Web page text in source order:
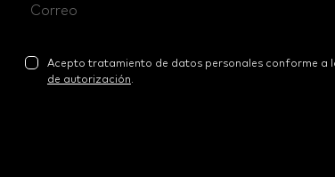
Acepto tratamiento de datos personales conforme a
de autorización.